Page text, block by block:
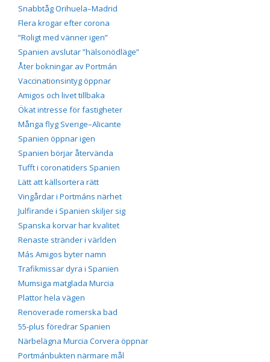
Snabbtåg Orihuela–Madrid
Flera krogar efter corona
”Roligt med vänner igen”
Spanien avslutar ”hälsonödläge”
Åter bokningar av Portmán
Vaccinationsintyg öppnar
Amigos och livet tillbaka
Ökat intresse för fastigheter
Många flyg Sverige–Alicante
Spanien öppnar igen
Spanien börjar återvända
Tufft i coronatiders Spanien
Lätt att källsortera rätt
Vingårdar i Portmáns närhet
Julfirande i Spanien skiljer sig
Spanska korvar har kvalitet
Renaste stränder i världen
Más Amigos byter namn
Trafikmissar dyra i Spanien
Mumsiga matglada Murcia
Plattor hela vägen
Renoverade romerska bad
55-plus föredrar Spanien
Närbelägna Murcia Corvera öppnar
Portmánbukten närmare mål